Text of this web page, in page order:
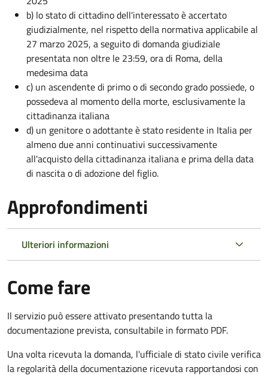
b) lo stato di cittadino dell'interessato è accertato
giudizialmente, nel rispetto della normativa applicabile al
27 marzo 2025, a seguito di domanda giudiziale
presentata non oltre le 23:59, ora di Roma, della
medesima data
c) un ascendente di primo o di secondo grado possiede, o
possedeva al momento della morte, esclusivamente la
cittadinanza italiana
d) un genitore o adottante è stato residente in Italia per
almeno due anni continuativi successivamente
all'acquisto della cittadinanza italiana e prima della data
di nascita o di adozione del figlio.
Approfondimenti
Ulteriori informazioni
Come fare
Il servizio può essere attivato presentando tutta la
documentazione prevista, consultabile in formato PDF.
Una volta ricevuta la domanda, l'ufficiale di stato civile verifica
la regolarità della documentazione ricevuta rapportandosi con